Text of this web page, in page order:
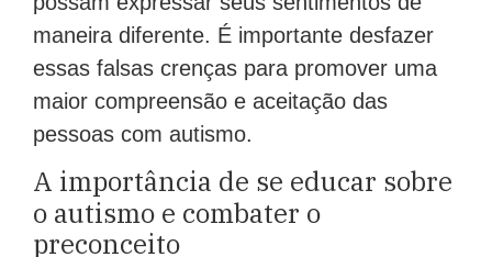
maneira diferente. É importante desfazer
essas falsas crenças para promover uma
maior compreensão e aceitação das
pessoas com autismo.
A importância de se educar sobre
o autismo e combater o
preconceito